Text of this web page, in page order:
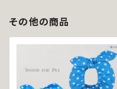
その他の商品